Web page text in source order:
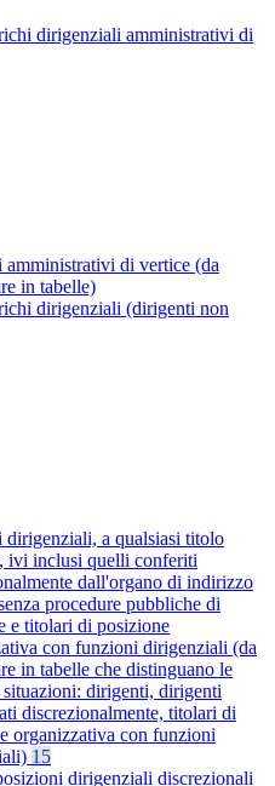
dirigenziali amministrativi di
amministrativi di vertice (da
in tabelle)
dirigenziali (dirigenti non
dirigenziali, a qualsiasi titolo
ivi inclusi quelli conferiti
dall'organo di indirizzo
procedure pubbliche di
e titolari di posizione
con funzioni dirigenziali (da
in tabelle che distinguano le
situazioni: dirigenti, dirigenti
discrezionalmente, titolari di
organizzativa con funzioni
15
dirigenziali discrezionali